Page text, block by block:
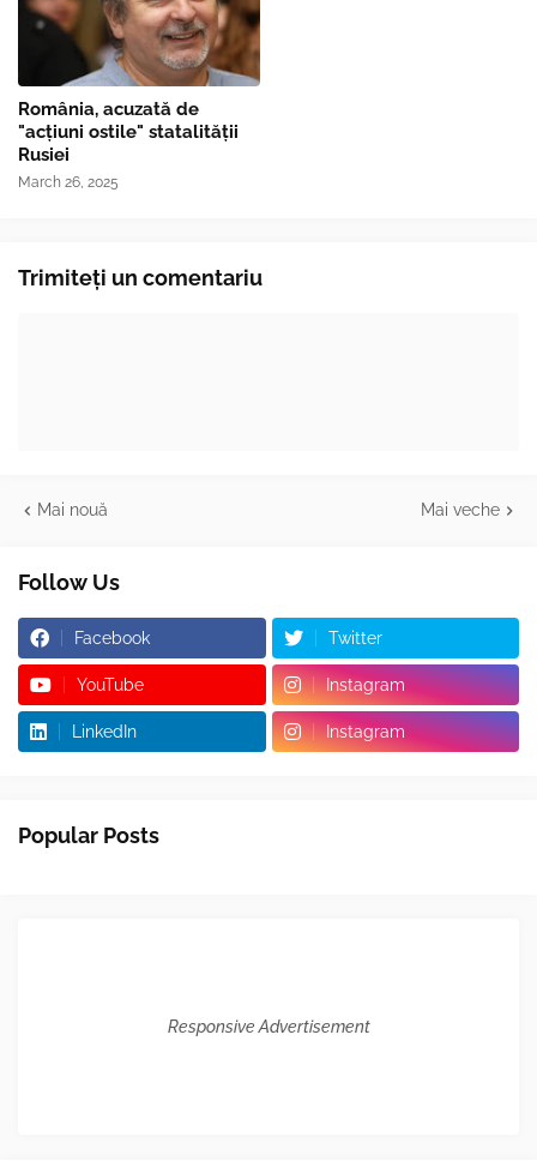
România, acuzată de
"acțiuni ostile" statalității
Rusiei
March 26, 2025
Trimiteți un comentariu
Mai nouă Mai veche
Follow Us
Facebook Twitter
YouTube Instagram
LinkedIn Instagram
Popular Posts
Responsive Advertisement